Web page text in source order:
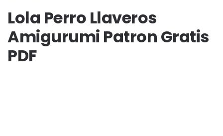
Lola Perro Llaveros
Amigurumi Patron Gratis
PDF